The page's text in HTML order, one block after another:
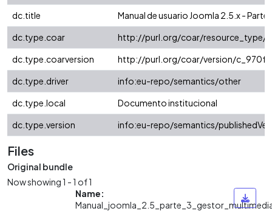
dc.title
Manual de usuario Joomla 2.5.x - Parte
dc.type.coar
http://purl.org/coar/resource_type/
dc.type.coarversion
http://purl.org/coar/version/
dc.type.driver
info:eu-repo/semantics/other
dc.type.local
Documento institucional
dc.type.version
info:eu-repo/semantics/
Files
Original bundle
Now showing1 - 1 of 1
Name: